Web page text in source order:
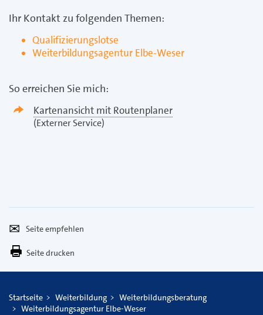
Ihr Kontakt zu folgenden Themen:
Qualifizierungslotse
Weiterbildungsagentur Elbe-Weser
So erreichen Sie mich:
Kartenansicht mit Routenplaner
(Externer Service)
empfehlen
Per
E-
Seite drucken
Startseite Weiterbildung
Weiterbildungsberatung
Weiterbildungsagentur Elbe-Weser